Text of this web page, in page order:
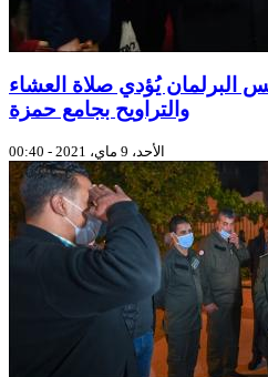
البرلمان يُؤدي صلاة العشاء
والتراويح بجامع حمزة
الأحد، 9 ماي، 2021 - 00:40